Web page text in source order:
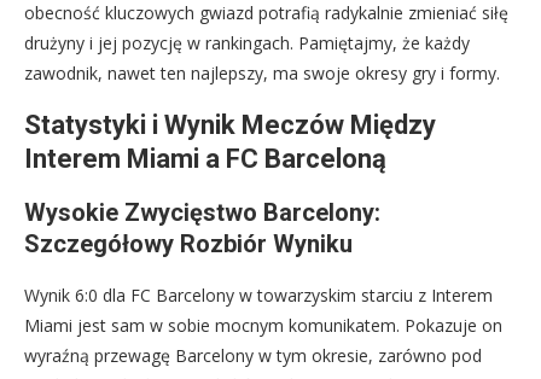
obecność kluczowych gwiazd potrafią radykalnie zmieniać siłę
drużyny i jej pozycję w rankingach. Pamiętajmy, że każdy
zawodnik, nawet ten najlepszy, ma swoje okresy gry i formy.
Statystyki i Wynik Meczów Między
Interem Miami a FC Barceloną
Wysokie Zwycięstwo Barcelony:
Szczegółowy Rozbiór Wyniku
Wynik 6:0 dla FC Barcelony w towarzyskim starciu z Interem
Miami jest sam w sobie mocnym komunikatem. Pokazuje on
wyraźną przewagę Barcelony w tym okresie, zarówno pod